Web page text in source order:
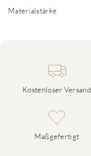
Materialstärke
Kostenloser Versand
Maßgefertigt